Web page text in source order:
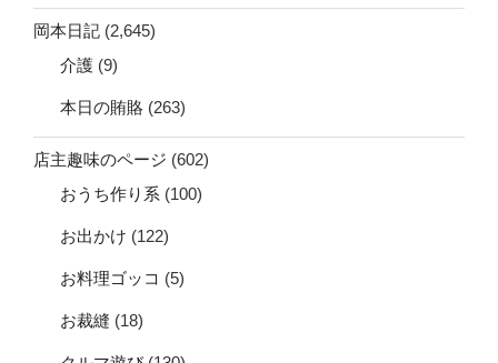
岡本日記 (2,645)
介護 (9)
本日の賄賂 (263)
店主趣味のページ (602)
おうち作り系 (100)
お出かけ (122)
お料理ゴッコ (5)
お裁縫 (18)